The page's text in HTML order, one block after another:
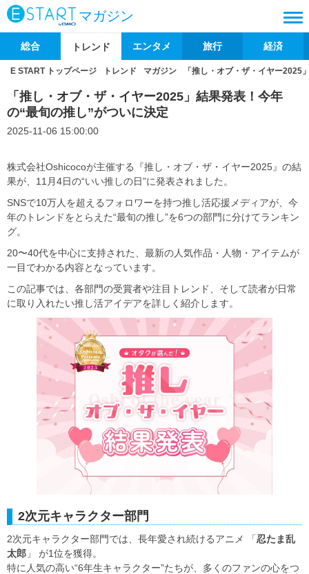
マガジン
総合 トレンド エンタメ 旅行 経済
E START トップページ トレンド マガジン 「推し・オブ・ザ・イヤー2025
「推し・オブ・ザ・イヤー2025」結果発表！今年
の“最旬の推し”がついに決定
2025-11-06 15:00:00
株式会社Oshicocoが主催する『推し・オブ・ザ・イヤー2025』の結
果が、11月4日の“いい推しの日”に発表されました。
SNSで10万人を超えるフォロワーを持つ推し活応援メディアが、今
年のトレンドをとらえた“最旬の推し”を6つの部門に分けてランキン
グ。
20〜40代を中心に支持された、最新の人気作品・人物・アイテムが
一目でわかる内容となっています。
この記事では、各部門の受賞者や注目トレンド、そして読者が日常
に取り入れたい推し活アイデアを詳しく紹介します。
2次元キャラクター部門
2次元キャラクター部門では、長年愛され続けるアニメ 「忍たま乱
太郎 」 が1位を獲得。
特に人気の高い“6年生キャラクター”たちが、多くのファンの心をつ